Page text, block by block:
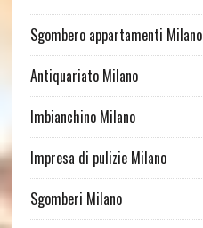
Sgombero appartamenti Milano
Antiquariato Milano
Imbianchino Milano
Impresa di pulizie Milano
Sgomberi Milano